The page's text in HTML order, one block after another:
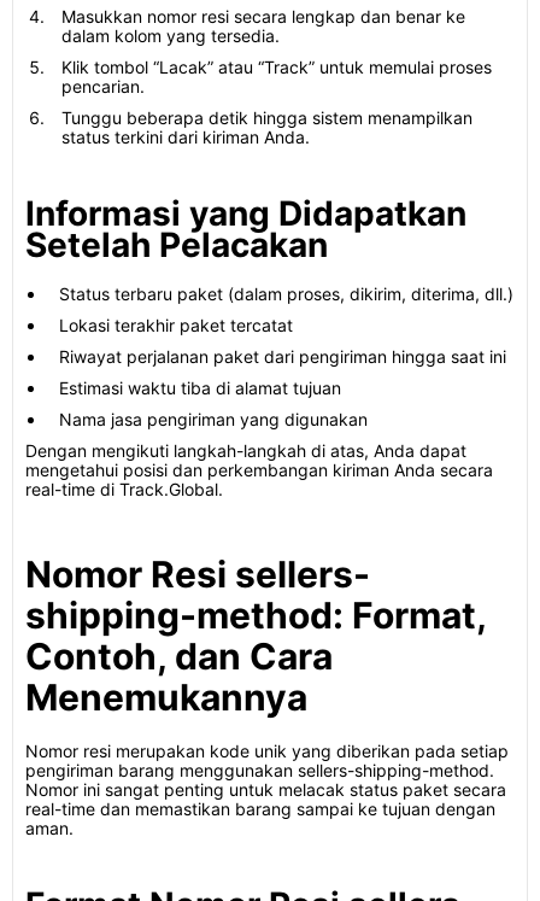
Masukkan nomor resi secara lengkap dan benar ke
dalam kolom yang tersedia.
Klik tombol “Lacak” atau “Track” untuk memulai proses
pencarian.
Tunggu beberapa detik hingga sistem menampilkan
status terkini dari kiriman Anda.
Informasi yang Didapatkan
Setelah Pelacakan
Status terbaru paket (dalam proses, dikirim, diterima, dll.)
Lokasi terakhir paket tercatat
Riwayat perjalanan paket dari pengiriman hingga saat ini
Estimasi waktu tiba di alamat tujuan
Nama jasa pengiriman yang digunakan
Dengan mengikuti langkah-langkah di atas, Anda dapat
mengetahui posisi dan perkembangan kiriman Anda secara
real-time di Track.Global.
Nomor Resi sellers-
shipping-method: Format,
Contoh, dan Cara
Menemukannya
Nomor resi merupakan kode unik yang diberikan pada setiap
pengiriman barang menggunakan sellers-shipping-method.
Nomor ini sangat penting untuk melacak status paket secara
real-time dan memastikan barang sampai ke tujuan dengan
aman.